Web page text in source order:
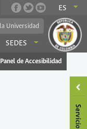
ES
SEDES
Panel de Accesibilidad